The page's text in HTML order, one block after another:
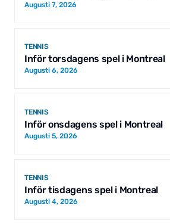
Augusti 7, 2026
TENNIS
Inför torsdagens spel i Montreal
Augusti 6, 2026
TENNIS
Inför onsdagens spel i Montreal
Augusti 5, 2026
TENNIS
Inför tisdagens spel i Montreal
Augusti 4, 2026